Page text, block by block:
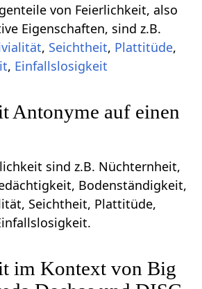
von Feierlichkeit, also
Eigenschaften, sind z.B.
, Seichtheit, Plattitüde,
, Einfallslosigkeit
Antonyme auf einen
sind z.B. Nüchternheit,
Bodenständigkeit,
Seichtheit, Plattitüde,
im Kontext von Big